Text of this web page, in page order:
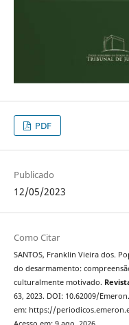
PDF
Publicado
12/05/2023
Como Citar
SANTOS, Franklin Vieira dos.
do desarmamento:
culturalmente motivado.
63, 2023. DOI: 10.62009/
em: https://